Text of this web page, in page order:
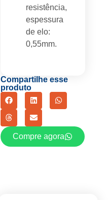
resistência,
espessura
de elo:
0,55mm.
Compartilhe esse
produto
Compre agora